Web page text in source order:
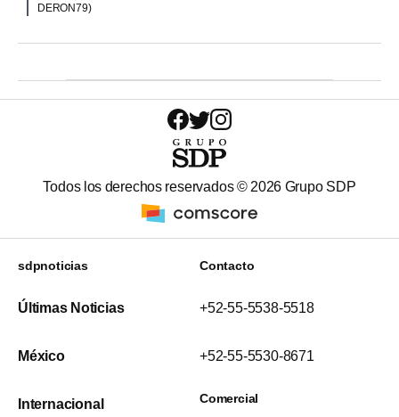
DERON79)
Todos los derechos reservados ©2026 Grupo SDP
sdpnoticias
Últimas Noticias
México
Internacional
Contacto
+52-55-5538-5518
+52-55-5530-8671
Comercial